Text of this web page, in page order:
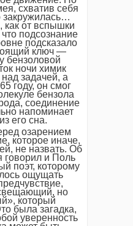
схватив себя
закружилась…
как от вспышки
подсознание
подсказало
ключ —
бензоловой
ночи химик
задачей, а
году, он смог
бензола
соединение
напоминает
его сна.
озарением
которое иначе,
не назвать. Об
говорил и Поль
поэт, которому
ощущать
но
который
была загадка,
уверенность